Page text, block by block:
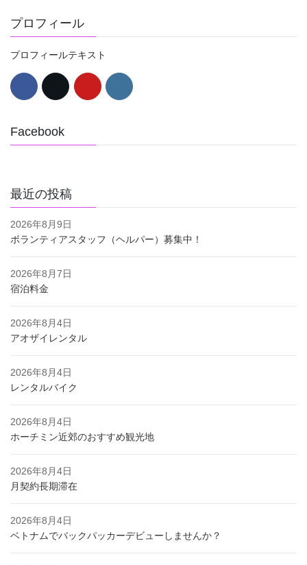
プロフィール
プロフィールテキスト
Facebook
最近の投稿
2026年8月9日
ボランティアスタッフ（ヘルパー）募集中！
2026年8月7日
宿泊料金
2026年8月4日
アオザイレンタル
2026年8月4日
レンタルバイク
2026年8月4日
ホーチミン近郊のおすすめ観光地
2026年8月4日
月契約長期滞在
2026年8月4日
ベトナムでバックパッカーデビューしませんか？